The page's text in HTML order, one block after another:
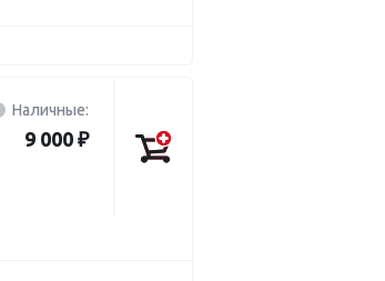
Наличные:
9 000 ₽